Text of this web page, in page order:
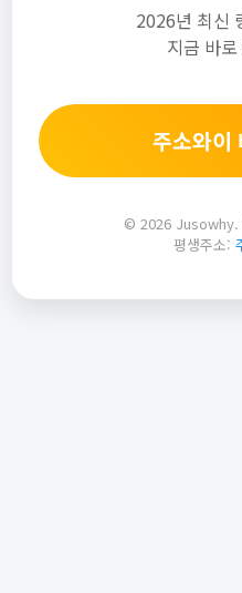
2026년 최신
지금 바
주소와이
© 2026
평생주소: